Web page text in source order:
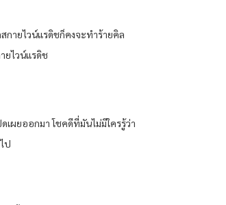
กายไวน์แรดิชก็คงจะทำร้ายคิล
ยไวน์แรดิช
ผยออกมา โชคดีที่มันไม่มีใครรู้ว่า
ป